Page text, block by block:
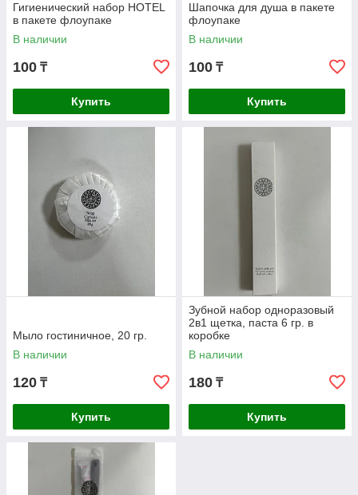
Гигиенический набор HOTEL
в пакете флоупаке
В наличии
100 ₸
Купить
Шапочка для душа в пакете
флоупаке
В наличии
100 ₸
Купить
Мыло гостиничное, 20 гр.
В наличии
120 ₸
Купить
Зубной набор одноразовый
2в1 щетка, паста 6 гр. в
коробке
В наличии
180 ₸
Купить